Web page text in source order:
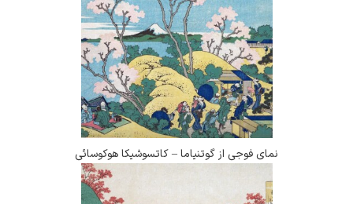
فوجی از گوتنیاما – کاتسوشیکا هوکوسائی